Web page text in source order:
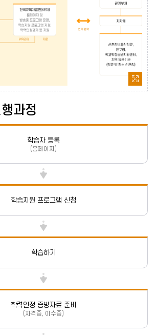
업 수행, 학력심의위원회 개최 프로그램 운영기관과
로그램 운영, 학습자 관리
: 홈페이지 및 방송중프로그램 운영, 학습지원프로그
구랑, 학교밖청소년지원센터, 지역 유관기관(학교 밖 청
과정
학습자 등록
(홈페이지)
학습지원 프로그램 신청
학습하기
학력인정 증빙자료 준비
(자격증, 이수증)